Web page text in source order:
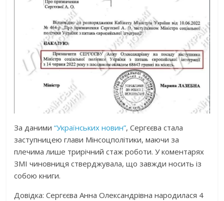
За даними“Українських новин”, Сергєєва стала
заступницею глави Мінсоцполітики, маючи за
плечима лише трирічний стаж роботи. У коментарях
ЗМІ чиновниця стверджувала, що завжди носить із
собою книги.
Довідка: Сергєєва Анна Олександрівна народилася 4